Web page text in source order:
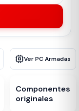
Ver PC Armadas
Componentes
originales